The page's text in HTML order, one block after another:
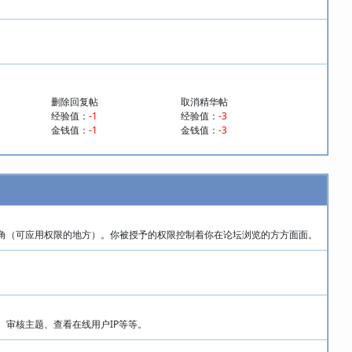
删除回复帖
经验值： -1
金钱值： -1
取消精华帖
经验值： -3
金钱值： -3
可应用权限的地方）。你被授予的权限控制着你在论坛浏览的方方面面。
核主题、查看在线用户IP等等。